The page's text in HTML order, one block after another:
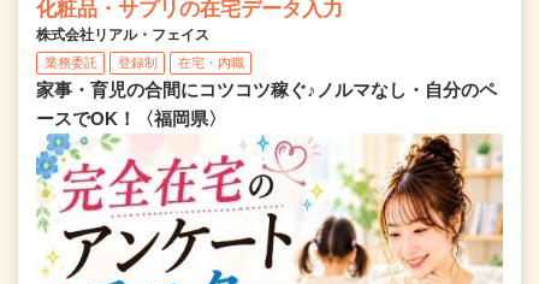
化粧品・サプリの在宅データ入力
株式会社リアル・フェイス
業務委託 登録制 在宅・内職
家事・育児の合間にコツコツ稼ぐ♪ノルマなし・自分のペ
ースでOK！〈福岡県〉